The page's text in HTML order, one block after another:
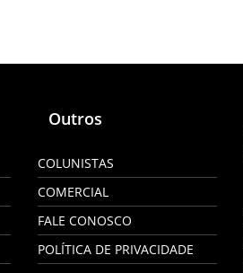
Outros
COLUNISTAS
COMERCIAL
FALE CONOSCO
POLÍTICA DE PRIVACIDADE